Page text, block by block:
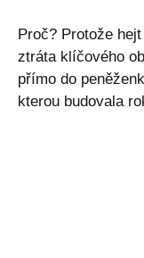
Proč? Protože
ztráta klíčového
přímo do
kterou budovala